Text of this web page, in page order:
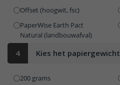
Offset (hoogwit, fsc)
PaperWise Earth Pact
Natural (landbouwafval)
4 Kies het papiergewicht
200 grams